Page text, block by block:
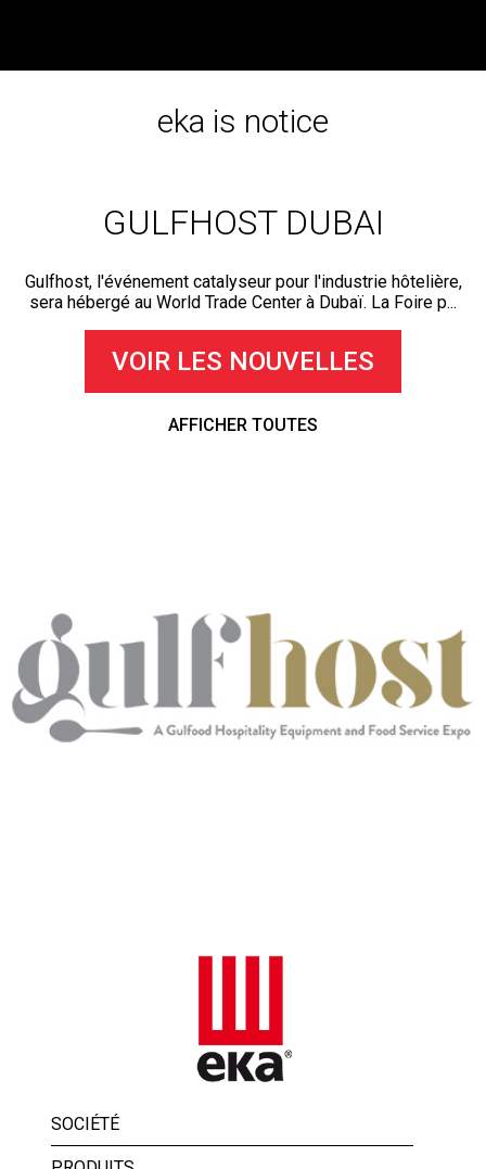
eka is notice
GULFHOST DUBAI
Gulfhost, l'événement catalyseur pour l'industrie hôtelière,
sera hébergé au World Trade Center à Dubaï. La Foire p...
VOIR LES NOUVELLES
AFFICHER TOUTES
SOCIÉTÉ